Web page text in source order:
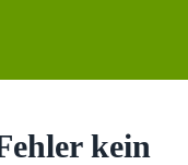
kein